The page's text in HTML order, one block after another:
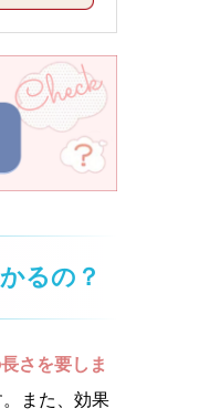
るの？
さを要しま
また、効果